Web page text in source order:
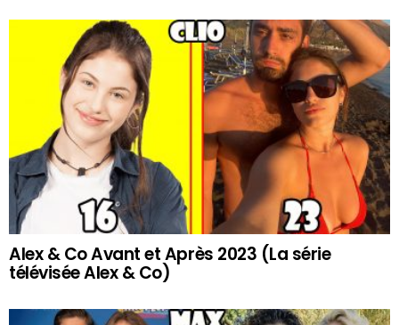
Alex & Co Avant et Après 2023 (La série
télévisée Alex & Co)